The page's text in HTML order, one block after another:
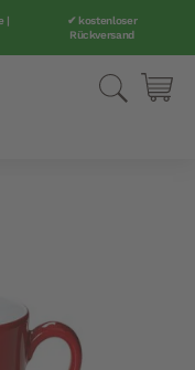
|
✔ kostenloser
Rückversand
Suche